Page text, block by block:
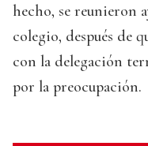
hecho, se reunieron
colegio, después de
con la delegación
por la preocupación.